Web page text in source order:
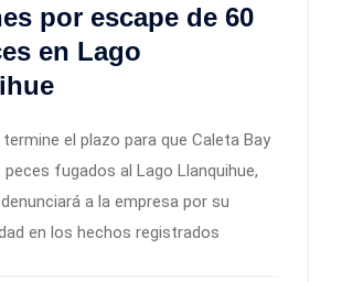
por escape de 60
en Lago
termine el plazo para que Caleta Bay
fugados al Lago Llanquihue,
a la empresa por su
en los hechos registrados